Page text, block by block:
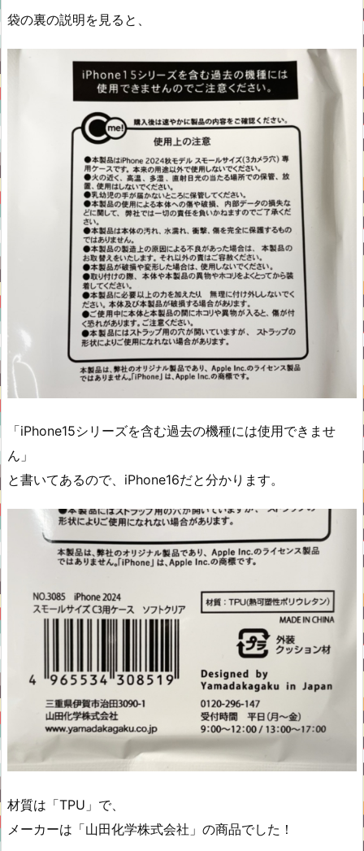
袋の裏の説明を見ると、
「iPhone15シリーズを含む過去の機種には使用できませ
ん」
と書いてあるので、iPhone16だと分かります。
材質は「TPU」で、
メーカーは「山田化学株式会社」の商品でした！